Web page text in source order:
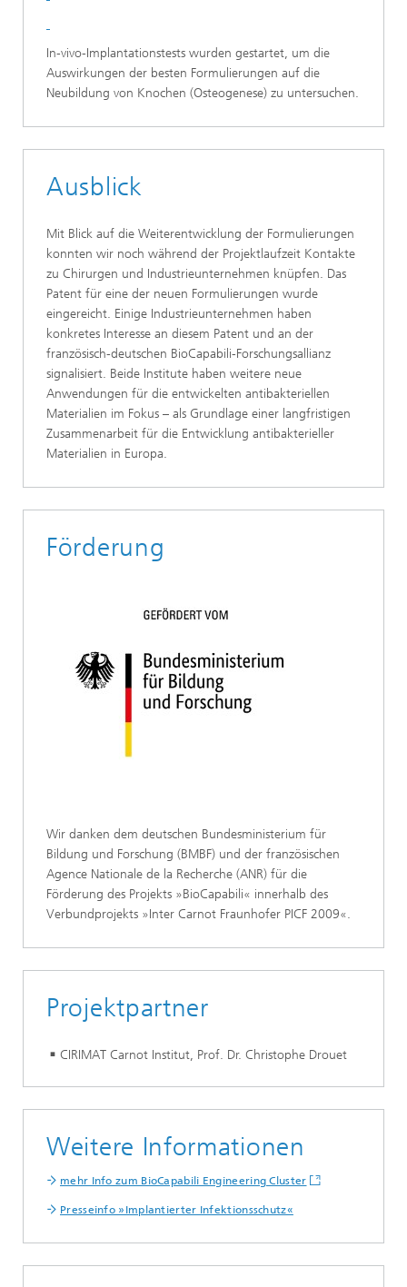
In-vivo-Implantationstests wurden gestartet, um die
Auswirkungen der besten Formulierungen auf die
Neubildung von Knochen (Osteogenese) zu untersuchen.
Ausblick
Mit Blick auf die Weiterentwicklung der Formulierungen
konnten wir noch während der Projektlaufzeit Kontakte
zu Chirurgen und Industrieunternehmen knüpfen. Das
Patent für eine der neuen Formulierungen wurde
eingereicht. Einige Industrieunternehmen haben
konkretes Interesse an diesem Patent und an der
französisch-deutschen BioCapabili-Forschungsallianz
signalisiert. Beide Institute haben weitere neue
Anwendungen für die entwickelten antibakteriellen
Materialien im Fokus – als Grundlage einer langfristigen
Zusammenarbeit für die Entwicklung antibakterieller
Materialien in Europa.
Förderung
Wir danken dem deutschen Bundesministerium für
Bildung und Forschung (BMBF) und der französischen
Agence Nationale de la Recherche (ANR) für die
Förderung des Projekts »BioCapabili« innerhalb des
Verbundprojekts »Inter Carnot Fraunhofer PICF 2009«.
Projektpartner
CIRIMAT Carnot Institut, Prof. Dr. Christophe Drouet
Weitere Informationen
mehr Info zum BioCapabili Engineering Cluster
Presseinfo »Implantierter Infektionsschutz«